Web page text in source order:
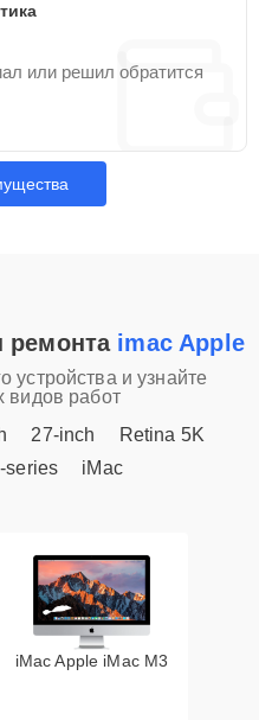
или решил обратится
ремонта imac Apple
устройства и узнайте
видов работ
27-inch
Retina 5K
series iMac
iMac Apple iMac M3